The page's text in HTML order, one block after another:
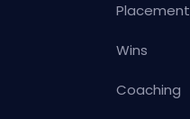
Placement
Wins
Coaching